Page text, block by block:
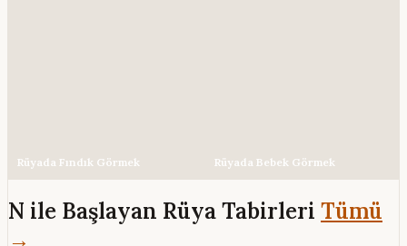
Rüyada Fındık Görmek Rüyada Bebek Görmek
N ile Başlayan Rüya Tabirleri Tümü
→